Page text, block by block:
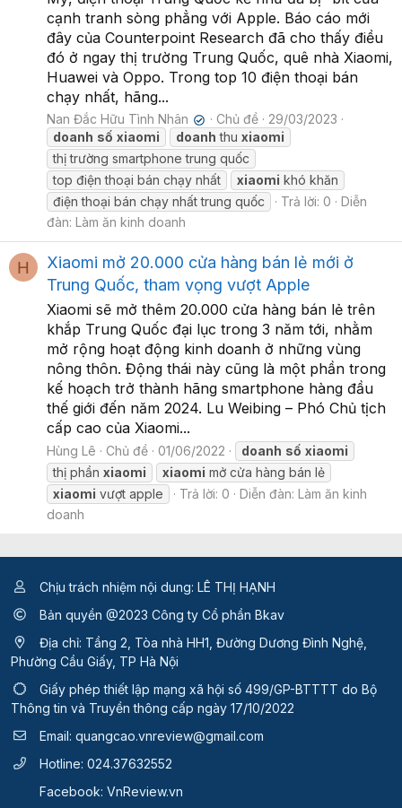
cạnh tranh sòng phẳng với Apple. Báo cáo mới
đây của Counterpoint Research đã cho thấy điều
đó ở ngay thị trường Trung Quốc, quê nhà Xiaomi,
Huawei và Oppo. Trong top 10 điện thoại bán
chạy nhất, hãng...
Nan Đắc Hữu Tình Nhân ✔ Chủ đề
29/03/2023
doanh số xiaomi doanh thu xiaomi
thị trường smartphone trung quốc
top điện thoại bán chạy nhất
xiaomi khó khăn
điện thoại bán chạy nhất trung quốc
Trả lời: 0
Diễn
đàn: Làm ăn kinh doanh
H
Xiaomi mở 20.000 cửa hàng bán lẻ mới ở
Trung Quốc, tham vọng vượt Apple
Xiaomi sẽ mở thêm 20.000 cửa hàng bán lẻ trên
khắp Trung Quốc đại lục trong 3 năm tới, nhằm
mở rộng hoạt động kinh doanh ở những vùng
nông thôn. Động thái này cũng là một phần trong
kế hoạch trở thành hãng smartphone hàng đầu
thế giới đến năm 2024. Lu Weibing – Phó Chủ tịch
cấp cao của Xiaomi...
Hùng Lê Chủ đề 01/06/2022 doanh số xiaomi
thị phần xiaomi xiaomi mở cửa hàng bán lẻ
xiaomi vượt apple Trả lời: 0 Diễn đàn: Làm ăn kinh
doanh
Chịu trách nhiệm nội dung: LÊ THỊ HẠNH
Bản quyền @2023 Công ty Cổ phần Bkav
Địa chỉ: Tầng 2, Tòa nhà HH1, Đường Dương Đình Nghệ,
Phường Cầu Giấy, TP Hà Nội
Giấy phép thiết lập mạng xã hội số 499/GP-BTTTT do Bộ
Thông tin và Truyền thông cấp ngày 17/10/2022
Email: quangcao.vnreview@gmail.com
Hotline: 024.37632552
Facebook: VnReview.vn